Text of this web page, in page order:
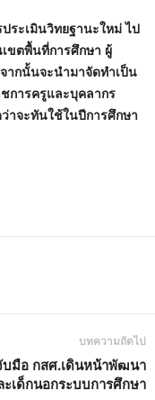
ระเมินวิทยฐานะใหม่ ไป
ขตพื้นที่การศึกษา ผู้
ากนั้นจะนำมาจัดทำเป็น
การครูและบุคลากร
าจะทันใช้ในปีการศึกษา
บทความถัดไป
บมือ กสศ.เดินหน้าพัฒนา
ะเด็กนอกระบบการศึกษา